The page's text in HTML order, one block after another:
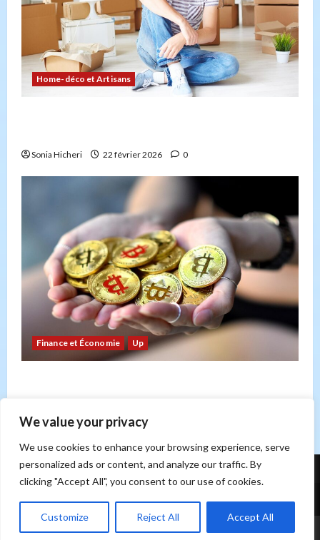
We value your privacy
We use cookies to enhance your browsing experience, serve
personalized ads or content, and analyze our traffic. By
clicking "Accept All", you consent to our use of cookies.
Customize Reject All Accept All
Home-déco et Artisans
Sonia Hicheri 22 février 2026 0
Finance et Économie Up
Sonia Hicheri 21 février 2026
Contact
|MoreNewspar AF themes